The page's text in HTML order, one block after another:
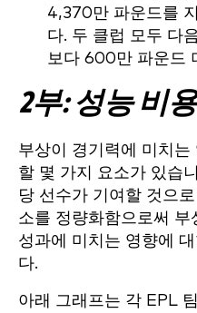
4,370만 파운드를
다. 두 클럽 모두 다
보다 600만 파운드
2부: 성능 비용
부상이 경기력에 미치
할 몇 가지 요소가 있습
당 선수가 기여할 것으
소를 정량화함으로써
성과에 미치는 영향에
다.
아래 그래프는 각 EPL